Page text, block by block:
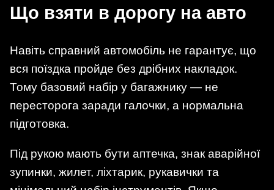
Що взяти в дорогу на авто
Навіть справний автомобіль не гарантує, що
вся поїздка пройде без дрібних накладок.
Тому базовий набір у багажнику — не
пересторога заради галочки, а нормальна
підготовка.
Під рукою мають бути аптечка, знак аварійної
зупинки, жилет, ліхтарик, рукавички та